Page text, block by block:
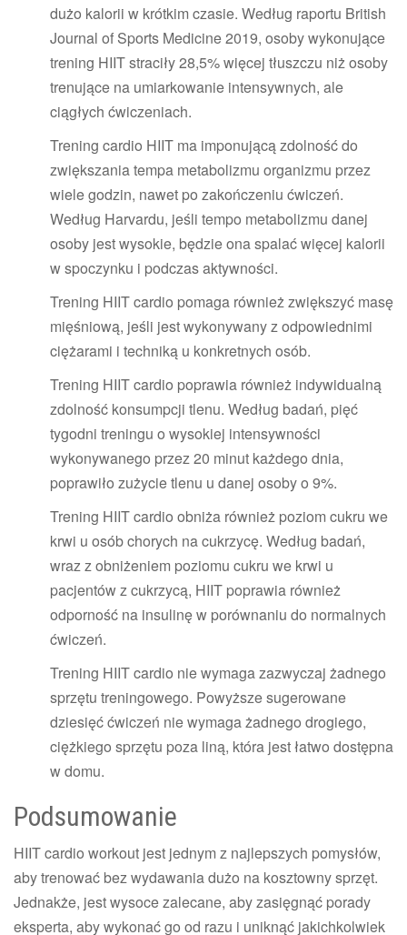
dużo kalorii w krótkim czasie. Według raportu British
Journal of Sports Medicine 2019, osoby wykonujące
trening HIIT straciły 28,5% więcej tłuszczu niż osoby
trenujące na umiarkowanie intensywnych, ale
ciągłych ćwiczeniach.
Trening cardio HIIT ma imponującą zdolność do
zwiększania tempa metabolizmu organizmu przez
wiele godzin, nawet po zakończeniu ćwiczeń.
Według Harvardu, jeśli tempo metabolizmu danej
osoby jest wysokie, będzie ona spalać więcej kalorii
w spoczynku i podczas aktywności.
Trening HIIT cardio pomaga również zwiększyć masę
mięśniową, jeśli jest wykonywany z odpowiednimi
ciężarami i techniką u konkretnych osób.
Trening HIIT cardio poprawia również indywidualną
zdolność konsumpcji tlenu. Według badań, pięć
tygodni treningu o wysokiej intensywności
wykonywanego przez 20 minut każdego dnia,
poprawiło zużycie tlenu u danej osoby o 9%.
Trening HIIT cardio obniża również poziom cukru we
krwi u osób chorych na cukrzycę. Według badań,
wraz z obniżeniem poziomu cukru we krwi u
pacjentów z cukrzycą, HIIT poprawia również
odporność na insulinę w porównaniu do normalnych
ćwiczeń.
Trening HIIT cardio nie wymaga zazwyczaj żadnego
sprzętu treningowego. Powyższe sugerowane
dziesięć ćwiczeń nie wymaga żadnego drogiego,
ciężkiego sprzętu poza liną, która jest łatwo dostępna
w domu.
Podsumowanie
HIIT cardio workout jest jednym z najlepszych pomysłów,
aby trenować bez wydawania dużo na kosztowny sprzęt.
Jednakże, jest wysoce zalecane, aby zasięgnąć porady
eksperta, aby wykonać go od razu i uniknąć jakichkolwiek